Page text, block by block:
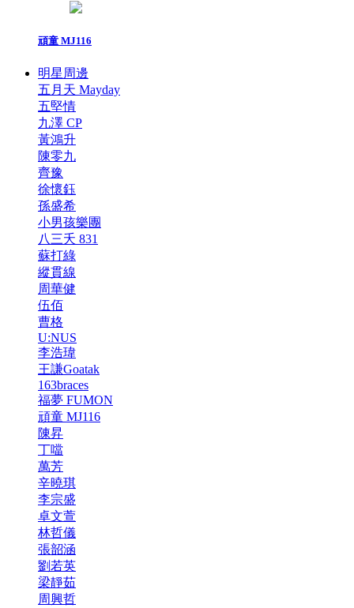
頑童 MJ116
明星周邊
五月天 Mayday
五堅情
九澤 CP
黃鴻升
陳零九
齊豫
徐懷鈺
孫盛希
小男孩樂團
八三夭 831
蘇打綠
縱貫線
周華健
伍佰
曹格
U:NUS
李浩瑋
王謙Goatak
163braces
福夢 FUMON
頑童 MJ116
陳昇
丁噹
萬芳
辛曉琪
李宗盛
卓文萱
林哲儀
張韶涵
劉若英
梁靜茹
周興哲